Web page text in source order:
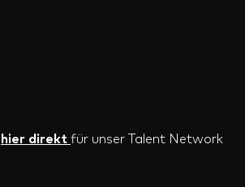
hier direkt für unser Talent Network